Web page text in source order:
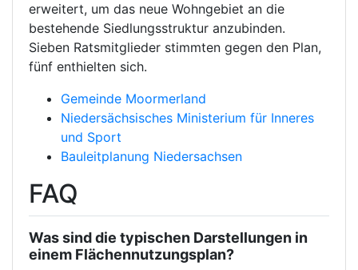
erweitert, um das neue Wohngebiet an die
bestehende Siedlungsstruktur anzubinden.
Sieben Ratsmitglieder stimmten gegen den Plan,
fünf enthielten sich.
Gemeinde Moormerland
Niedersächsisches Ministerium für Inneres
und Sport
Bauleitplanung Niedersachsen
FAQ
Was sind die typischen Darstellungen in
einem Flächennutzungsplan?